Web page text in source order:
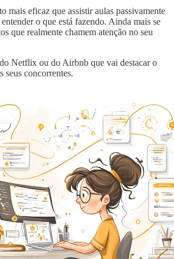
mais eficaz que assistir aulas passivamente
o que está fazendo. Ainda mais se
que realmente chamem atenção no seu
Netflix ou do Airbnb que vai destacar o
seus concorrentes.